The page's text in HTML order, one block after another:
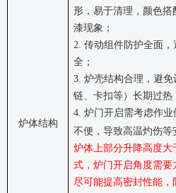
炉体结构
形，易于清理，颜色
漆现象；
2. 传动组件防护全面
全；
3. 炉壳结构合理，避
链、卡扣等）长期过热
4. 炉门开启需考虑作
不便，导致高温灼伤等
炉体上部分升降高度大
式，炉门开启角度需要
尽可能提高密封性能，